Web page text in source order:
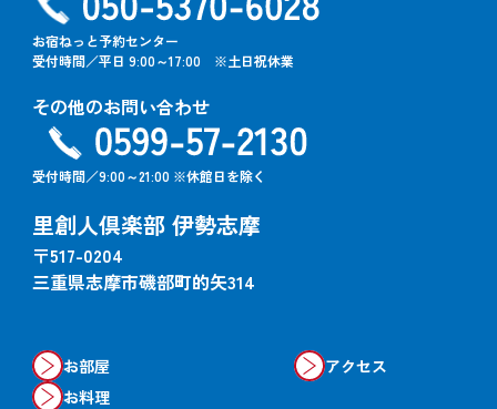
お宿ねっと予約センター
受付時間／平日 9:00～17:00 ※土日祝休業
その他のお問い合わせ
受付時間／9:00～21:00 ※休館日を除く
里創人倶楽部 伊勢志摩
〒517-0204
三重県志摩市磯部町的矢314
お部屋
お料理
アクセス